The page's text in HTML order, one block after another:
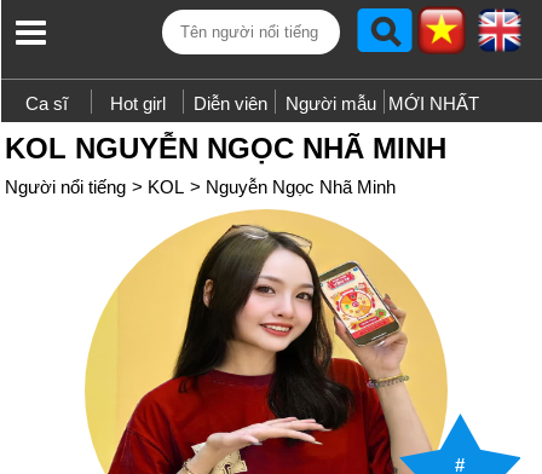
Ca sĩ Hot girl Diễn viên Người mẫu MỚI NHẤT
KOL NGUYỄN NGỌC NHÃ MINH
Người nổi tiếng > KOL > Nguyễn Ngọc Nhã Minh
#